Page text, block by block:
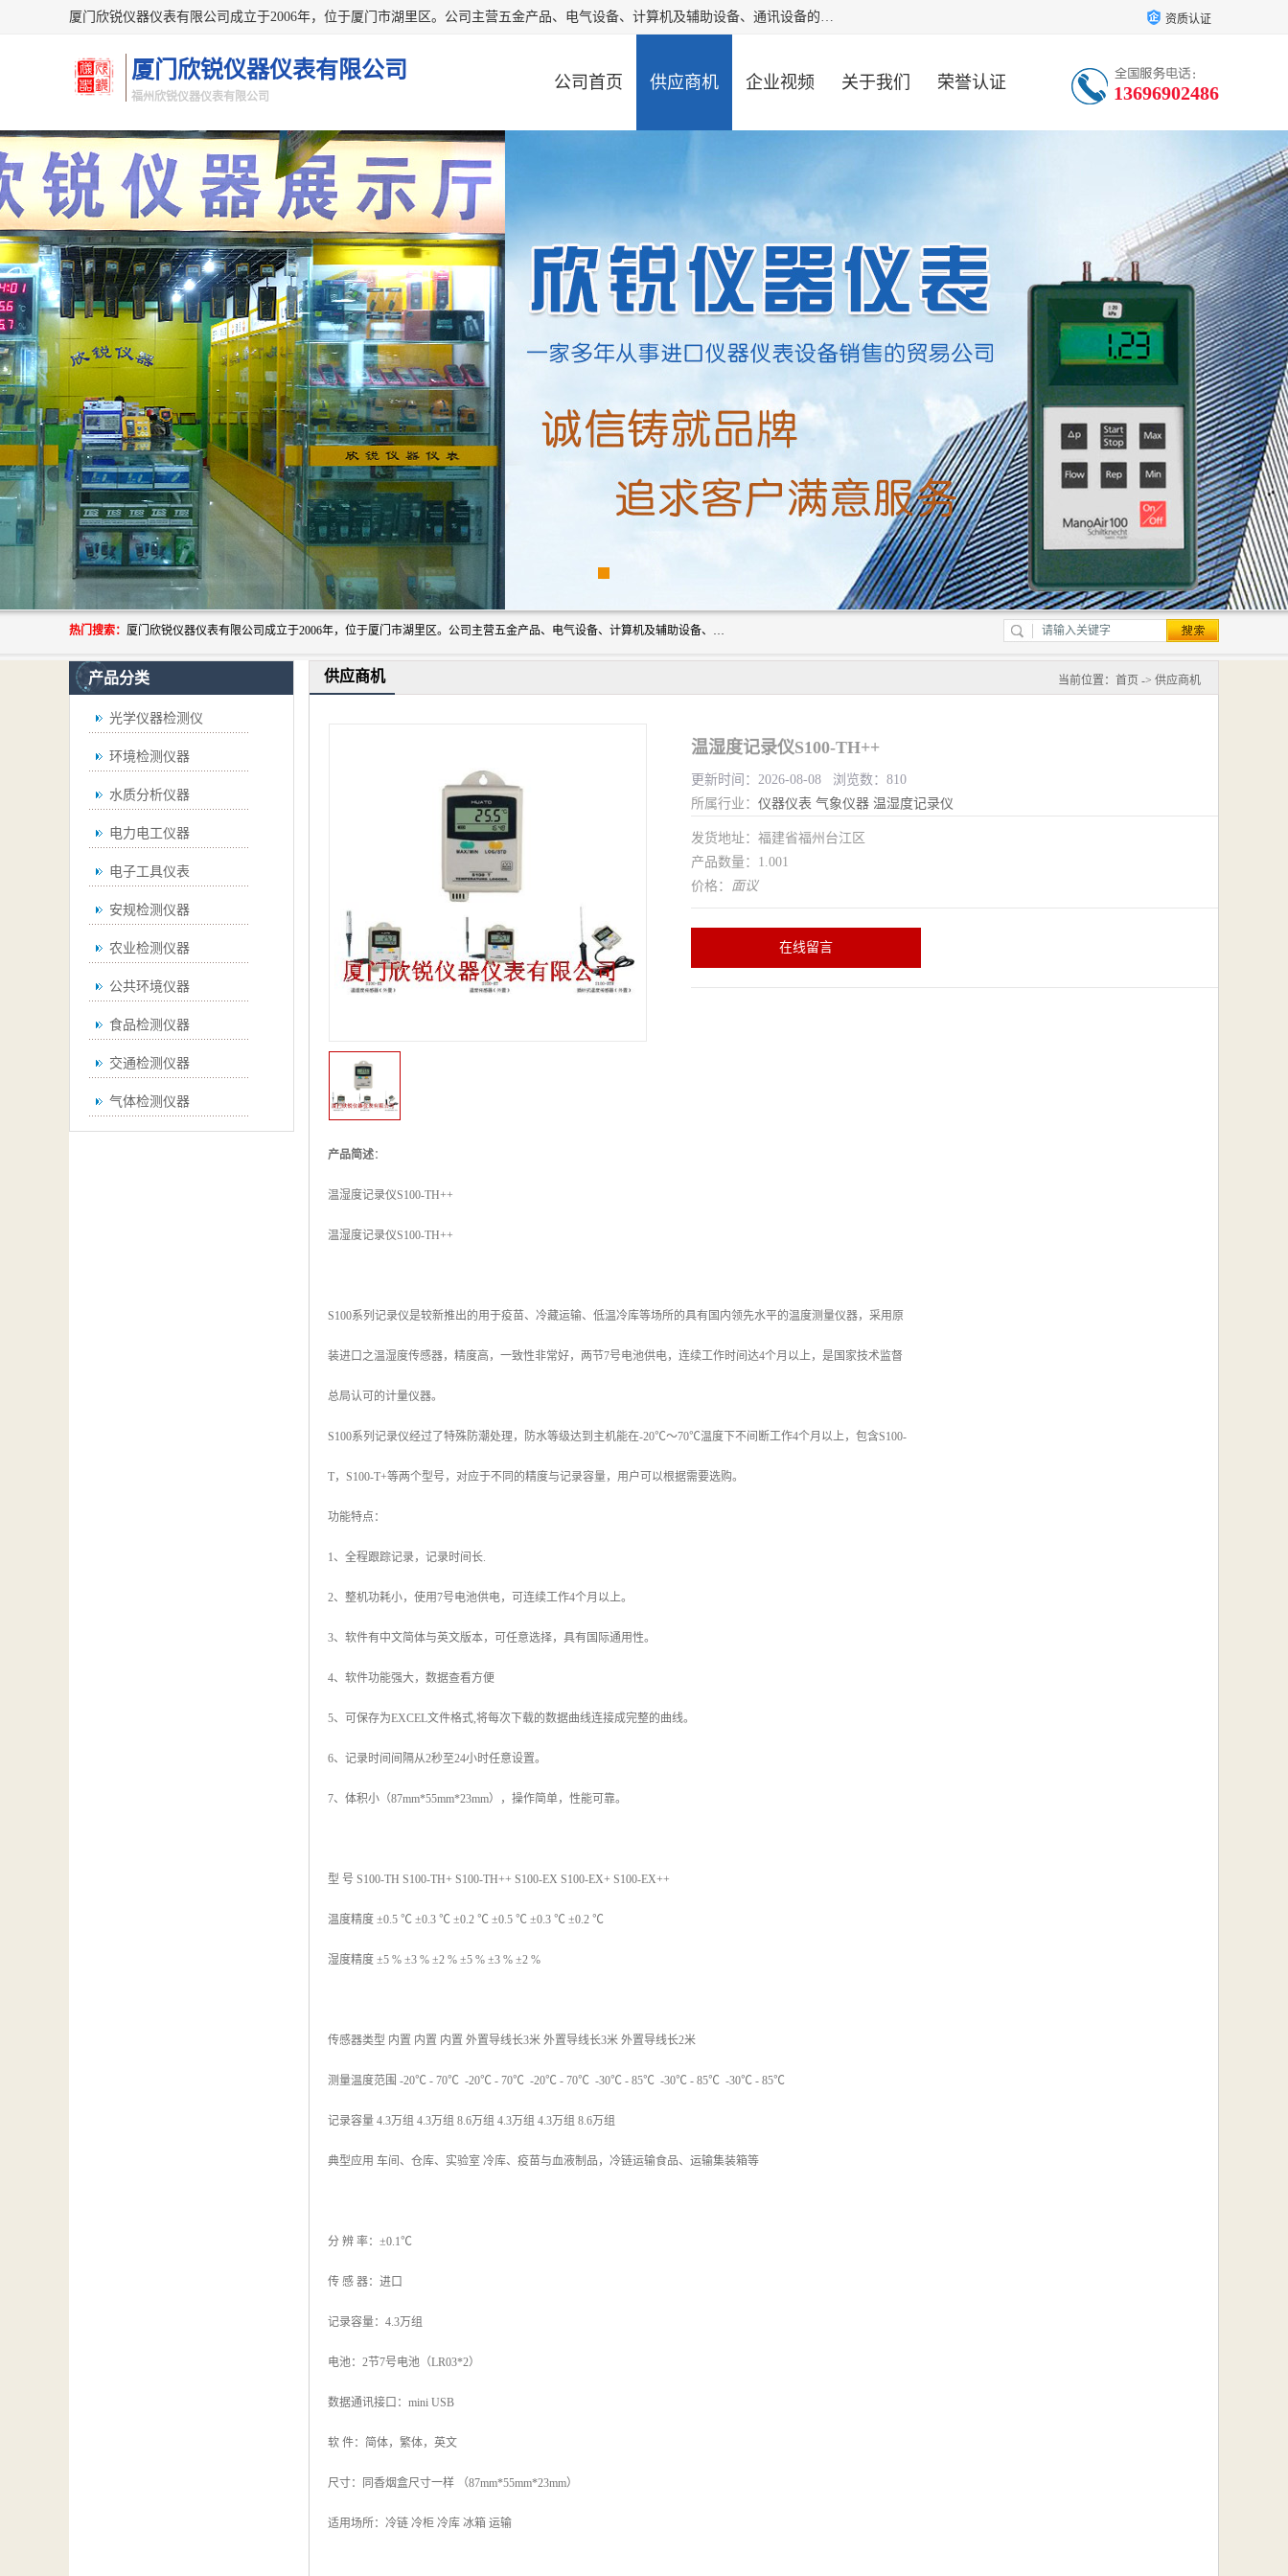
厦门欣锐仪器仪表有限公司成立于2006年，位于厦门市湖里区。公司主营五金产品、电气设备、计算机及辅助设备、通讯设备的批发与零售，同时涉及乐器、照相器材等文化用品的销售。此外，公司还提供通用设备、电气设备、仪器仪表的修理服务，以及信息系统集成、信息技术咨询、数据处理和存储等技术支持。公司致力于为客户提供全面的产品和服务，满足多样化的市场需求。 资质认证
厦门欣锐仪器仪表有限公司
福州欣锐仪器仪表有限公司
公司首页 供应商机 企业视频 关于我们 荣誉认证 13696902486
热门搜索： 厦门欣锐仪器仪表有限公司成立于2006年，位于厦门市湖里区。公司主营五金产品、电气设备、计算机及辅助设备、通讯设备的批发与零售，同时涉及乐器、照相器材等文化用品的销售。此外，公司还提供通用设备、电气设备、仪器仪表的修理服务，以及信息系统集成、信息技术咨询、数据处理和存储等技术支持。公司致力于为客户提供全面的产品和服务，满足多样化的市场需求。
产品分类
光学仪器检测仪
环境检测仪器
水质分析仪器
电力电工仪器
电子工具仪表
安规检测仪器
农业检测仪器
公共环境仪器
食品检测仪器
交通检测仪器
气体检测仪器
供应商机 当前位置： 首页 -> 供应商机
温湿度记录仪S100-TH++
更新时间：2026-08-08 浏览数：810
所属行业： 仪器仪表 气象仪器 温湿度记录仪
发货地址：福建省福州台江区
产品数量：1.001
价格： 面议
在线留言
产品简述：
温湿度记录仪S100-TH++
温湿度记录仪S100-TH++
S100系列记录仪是较新推出的用于疫苗、冷藏运输、低温冷库等场所的具有国内领先水平的温度测量仪器，采用原
装进口之温湿度传感器，精度高，一致性非常好，两节7号电池供电，连续工作时间达4个月以上，是国家技术监督
总局认可的计量仪器。
S100系列记录仪经过了特殊防潮处理，防水等级达到主机能在-20℃～70℃温度下不间断工作4个月以上，包含S100-
T，S100-T+等两个型号，对应于不同的精度与记录容量，用户可以根据需要选购。
功能特点：
1、全程跟踪记录，记录时间长.
2、整机功耗小，使用7号电池供电，可连续工作4个月以上。
3、软件有中文简体与英文版本，可任意选择，具有国际通用性。
4、软件功能强大，数据查看方便
5、可保存为EXCEL文件格式,将每次下载的数据曲线连接成完整的曲线。
6、记录时间间隔从2秒至24小时任意设置。
7、体积小（87mm*55mm*23mm），操作简单，性能可靠。
型 号 S100-TH S100-TH+ S100-TH++ S100-EX S100-EX+ S100-EX++
温度精度 ±0.5 ℃ ±0.3 ℃ ±0.2 ℃ ±0.5 ℃ ±0.3 ℃ ±0.2 ℃
湿度精度 ±5 % ±3 % ±2 % ±5 % ±3 % ±2 %
传感器类型 内置 内置 内置 外置导线长3米 外置导线长3米 外置导线长2米
测量温度范围 -20℃ - 70℃ -20℃ - 70℃ -20℃ - 70℃ -30℃ - 85℃ -30℃ - 85℃ -30℃ - 85℃
记录容量 4.3万组 4.3万组 8.6万组 4.3万组 4.3万组 8.6万组
典型应用 车间、仓库、实验室 冷库、疫苗与血液制品，冷链运输食品、运输集装箱等
分 辨 率：±0.1℃
传 感 器：进口
记录容量：4.3万组
电池：2节7号电池（LR03*2）
数据通讯接口：mini USB
软 件：简体，繁体，英文
尺寸：同香烟盒尺寸一样 （87mm*55mm*23mm）
适用场所：冷链 冷柜 冷库 冰箱 运输